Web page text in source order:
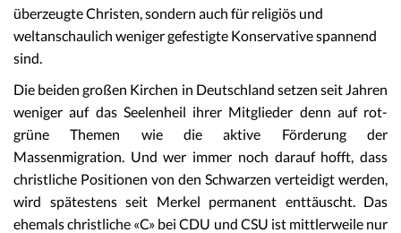
überzeugte Christen, sondern auch für religiös und
weltanschaulich weniger gefestigte Konservative spannend
sind.
Die beiden großen Kirchen in Deutschland setzen seit Jahren
weniger auf das Seelenheil ihrer Mitglieder denn auf rot-
grüne Themen wie die aktive Förderung der
Massenmigration. Und wer immer noch darauf hofft, dass
christliche Positionen von den Schwarzen verteidigt werden,
wird spätestens seit Merkel permanent enttäuscht. Das
ehemals christliche «C» bei CDU und CSU ist mittlerweile nur